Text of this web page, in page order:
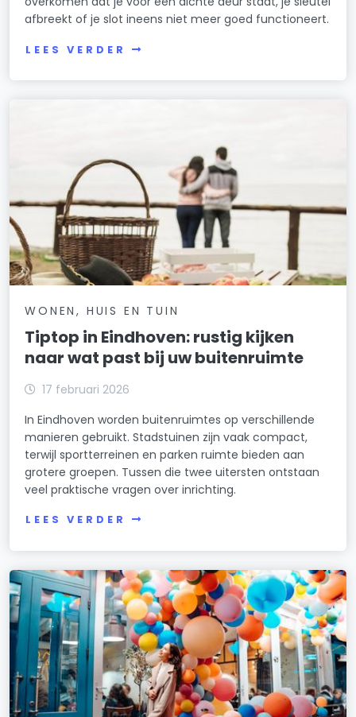
afbreekt of je slot ineens niet meer goed functioneert.
LEES VERDER
WONEN, HUIS EN TUIN
Tiptop in Eindhoven: rustig kijken
naar wat past bij uw buitenruimte
17 februari 2026
In Eindhoven worden buitenruimtes op verschillende
manieren gebruikt. Stadstuinen zijn vaak compact,
terwijl sportterreinen en parken ruimte bieden aan
grotere groepen. Tussen die twee uitersten ontstaan
veel praktische vragen over inrichting.
LEES VERDER